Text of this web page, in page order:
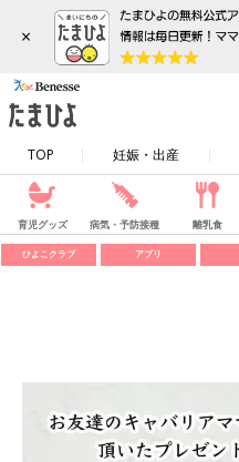
×
TOP 妊娠・出産
育児グッズ 病気・予防接種 離乳食
ひよこクラブ アプリ